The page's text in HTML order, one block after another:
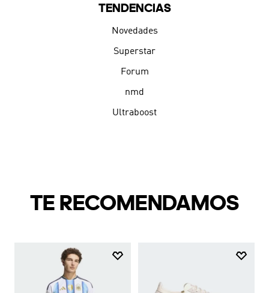
TENDENCIAS
Novedades
Superstar
Forum
nmd
Ultraboost
TE RECOMENDAMOS